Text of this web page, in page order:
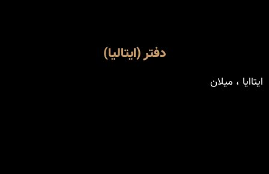
دفتر (ایتالیا)
ایتاایا ، میلان